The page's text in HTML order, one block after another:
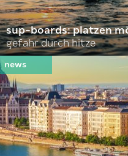
sup-boards: platzen
gefahr durch hitze